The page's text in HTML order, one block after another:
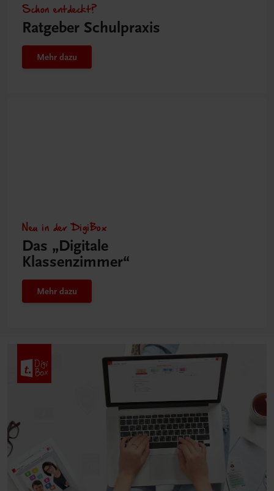
Schon entdeckt?
Ratgeber Schulpraxis
Mehr dazu
Neu in der DigiBox
Das „Digitale
Klassenzimmer“
Mehr dazu